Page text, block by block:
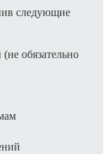
следующие
(не обязательно